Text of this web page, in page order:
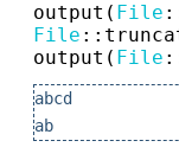
output( File
File ::
output( File
abcd
ab